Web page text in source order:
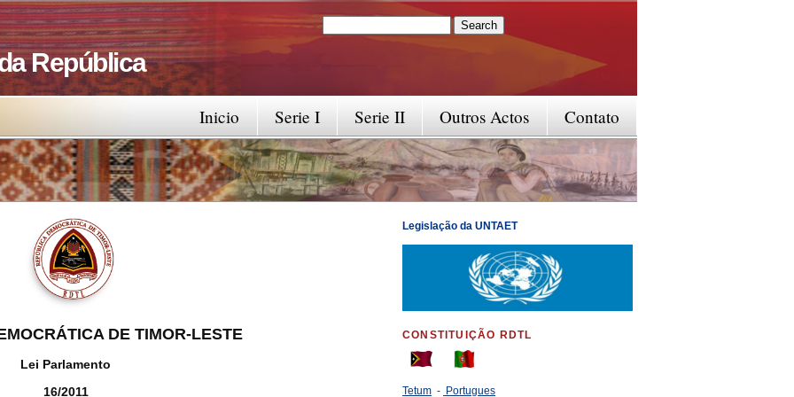
República
Search form
Contato
Outros Actos
Serie II
Serie I
Inicio
DE TIMOR-LESTE
Lei Parlamento
16/2011
Legislação da UNTAET
CONSTITUIÇÃO RDTL
Tetum - Portugues